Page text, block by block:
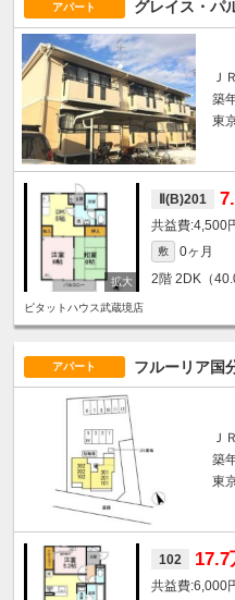
アパート グレイス・パ
Ｊ
築
東
Ⅱ(B)201
4,500
敷 0ヶ月
2階 2DK（
ピタットハウス武蔵境店
アパート フルーリア国
Ｊ
築
東
102 17.7
6,000